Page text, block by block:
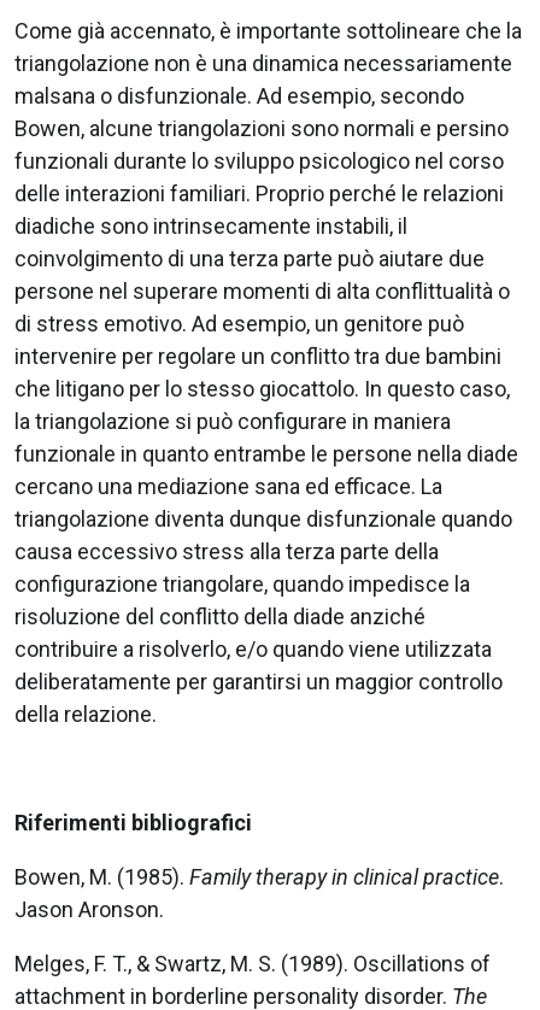
Come già accennato, è importante sottolineare che la
triangolazione non è una dinamica necessariamente
malsana o disfunzionale. Ad esempio, secondo
Bowen, alcune triangolazioni sono normali e persino
funzionali durante lo sviluppo psicologico nel corso
delle interazioni familiari. Proprio perché le relazioni
diadiche sono intrinsecamente instabili, il
coinvolgimento di una terza parte può aiutare due
persone nel superare momenti di alta conflittualità o
di stress emotivo. Ad esempio, un genitore può
intervenire per regolare un conflitto tra due bambini
che litigano per lo stesso giocattolo. In questo caso,
la triangolazione si può configurare in maniera
funzionale in quanto entrambe le persone nella diade
cercano una mediazione sana ed efficace. La
triangolazione diventa dunque disfunzionale quando
causa eccessivo stress alla terza parte della
configurazione triangolare, quando impedisce la
risoluzione del conflitto della diade anziché
contribuire a risolverlo, e/o quando viene utilizzata
deliberatamente per garantirsi un maggior controllo
della relazione.
Riferimenti bibliografici
Bowen, M. (1985). Family therapy in clinical practice.
Jason Aronson.
Melges, F. T., & Swartz, M. S. (1989). Oscillations of
attachment in borderline personality disorder. The